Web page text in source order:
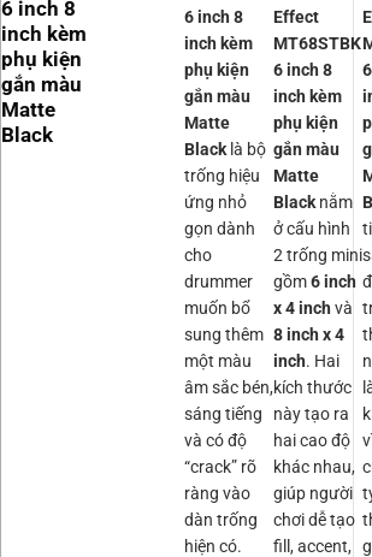
6 inch 8
inch kèm
phụ kiện
gắn màu
Matte
Black
6 inch 8
inch kèm
phụ kiện
gắn màu
Matte
Black là bộ
trống hiệu
ứng nhỏ
gọn dành
cho
drummer
muốn bổ
sung thêm
một màu
âm sắc bén,
sáng tiếng
và có độ
“crack” rõ
ràng vào
dàn trống
hiện có.
Effect
MT68STBK
6 inch 8
inch kèm
phụ kiện
gắn màu
Matte
Black nằm
ở cấu hình
2 trống mini
gồm6 inch
x 4 inch và
8 inch x 4
inch. Hai
kích thước
này tạo ra
hai cao độ
khác nhau,
giúp người
chơi dễ tạo
fill, accent,